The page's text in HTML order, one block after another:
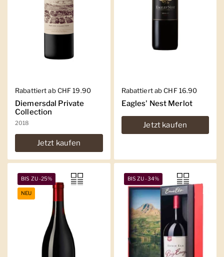
Regulärer Preis
Rabattiert ab CHF 19.90
Diemersdal Private
Collection
2018
Jetzt kaufen
Regulärer Preis
Rabattiert ab CHF 16.90
Eagles' Nest Merlot
Jetzt kaufen
BIS ZU -25%
NEU
BIS ZU -34%